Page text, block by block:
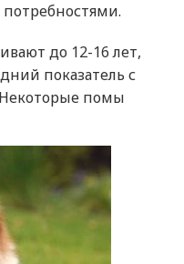
до 12-16 лет,
показатель с
помы